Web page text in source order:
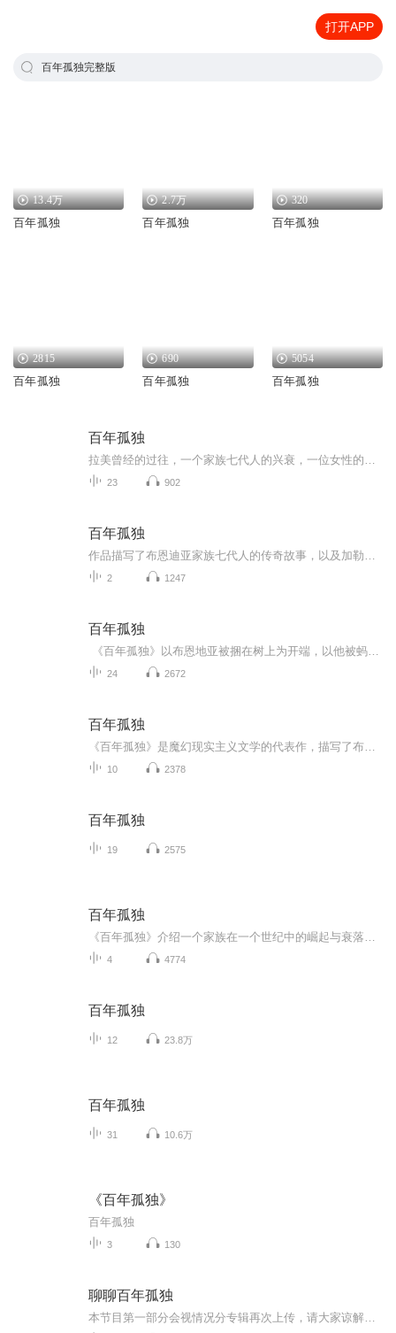
打开APP
百年孤独完整版
13.4万
百年孤独
2.7万
百年孤独
320
百年孤独
2815
百年孤独
690
百年孤独
5054
百年孤独
百年孤独
23 902
百年孤独
2 1247
百年孤独
24 2672
百年孤独
10 2378
百年孤独
19 2575
百年孤独
4 4774
百年孤独
12 23.8万
百年孤独
31 10.6万
《百年孤独》
百年孤独
3 130
聊聊百年孤独